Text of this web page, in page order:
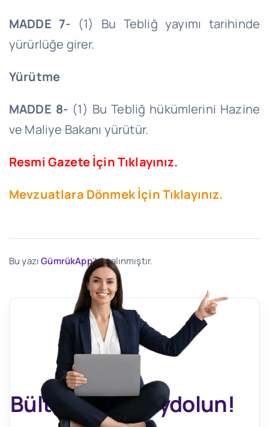
MADDE 7- (1) Bu Tebliğ yayımı tarihinde
yürürlüğe girer.
Yürütme
MADDE 8- (1) Bu Tebliğ hükümlerini Hazine
ve Maliye Bakanı yürütür.
Resmi Gazete İçin Tıklayınız.
Mevzuatlara Dönmek İçin Tıklayınız.
Bu yazıGümrükApp'ten alınmıştır.
Bültenimize Kaydolun!